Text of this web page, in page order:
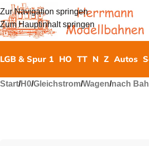
Zur Navigation springen
Zum Hauptinhalt springen
LGB & Spur 1 HO TT N Z Autos
Start/H0/Gleichstrom/Wagen/nach